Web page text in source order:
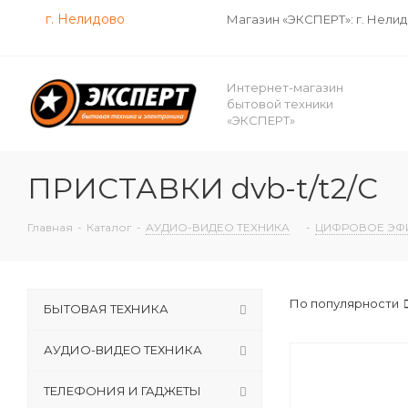
г. Нелидово Магазин «ЭКСПЕРТ»: г.
Интернет-магазин
бытовой техники
«ЭКСПЕРТ»
ПРИСТАВКИ dvb-t/t2/С
Главная - Каталог - АУДИО-ВИДЕО ТЕХНИКА - ЦИФРОВОЕ
По популярности
БЫТОВАЯ ТЕХНИКА
АУДИО-ВИДЕО ТЕХНИКА
ТЕЛЕФОНИЯ И ГАДЖЕТЫ